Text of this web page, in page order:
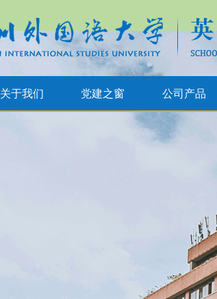
关于我们 党建之窗 公司产品